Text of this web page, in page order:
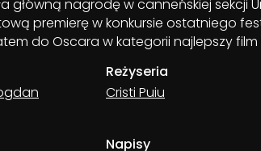
główną nagrodę w canneńskiej sekcji
premierę w konkursie ostatniego
do Oscara w kategorii najlepszy
Reżyseria
Cristi Puiu
Napisy